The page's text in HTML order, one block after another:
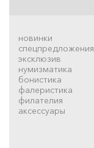
новинки
спецпредложения
эксклюзив
нумизматика
бонистика
фалеристика
филателия
аксессуары